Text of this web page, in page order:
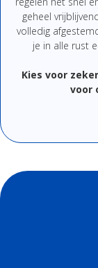
geheel
volledig
je in alle rust
Kies voor
voor